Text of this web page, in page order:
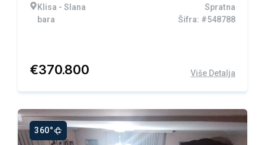
Klisa - Slana
bara
Spratna
Šifra: #548788
€370.800 Više Detalja
360°